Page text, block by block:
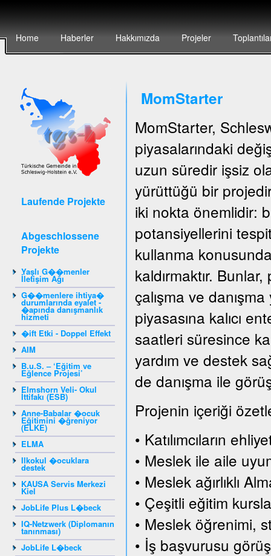
Home Haberler Hakkımızda Projeler
Laufende Projekte
Abgeschlossene
Projekte
Yaşlı G��menler
İletişim Ağı
G��menlere ihtiya�
durumlarında eyalet -
�apında danışmanlık
hizmeti
�ift Etki - Doppel Effekt
AIM
B.u.S. – ‘Eğitim ve
Eğlence Projesi’
Elmshorn Veli- Okul
İttifakı (ESB)
Anne-Babalar �ocuk
Eğitimini �ğreniyor
(ELKE)
ELMA
Ilkokul �ocuklara
destek
KAUSA Servis Merkezi
Kiel
JobLife Plus L�beck
IQ-Netzwerk (Diplomanın
tanınması)
JobLife L�beck
MomStarter
MomStarter,
piyasalarındaki
uzun süredir işsiz
yürüttüğü bir
iki nokta önemlidir:
potansiyellerini
kullanma
kaldırmaktır.
çalışma ve
piyasasına kalıcı
saatleri süresince
yardım ve destek
de danışma ile
Projenin içeriği
• Katılımcıların
• Meslek ile aile
• Meslek ağırlıklı
• Çeşitli eğitim
• Meslek öğrenimi,
• İş başvurusu